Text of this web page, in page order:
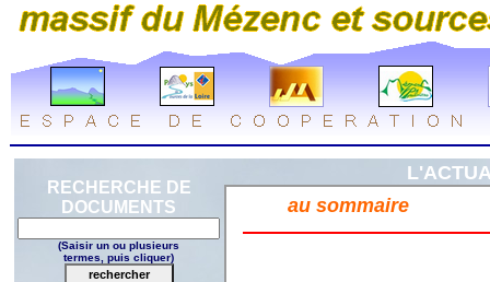
RECHERCHE DE
DOCUMENTS
(Saisir un ou plusieurs
termes, puis cliquer)